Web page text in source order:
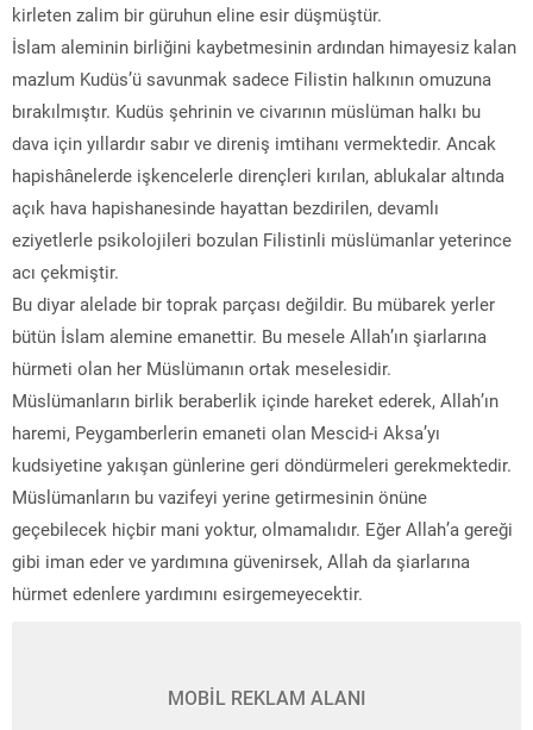
kirleten zalim bir güruhun eline esir düşmüştür.
İslam aleminin birliğini kaybetmesinin ardından himayesiz kalan
mazlum Kudüs’ü savunmak sadece Filistin halkının omuzuna
bırakılmıştır. Kudüs şehrinin ve civarının müslüman halkı bu
dava için yıllardır sabır ve direniş imtihanı vermektedir. Ancak
hapishânelerde işkencelerle dirençleri kırılan, ablukalar altında
açık hava hapishanesinde hayattan bezdirilen, devamlı
eziyetlerle psikolojileri bozulan Filistinli müslümanlar yeterince
acı çekmiştir.
Bu diyar alelade bir toprak parçası değildir. Bu mübarek yerler
bütün İslam alemine emanettir. Bu mesele Allah’ın şiarlarına
hürmeti olan her Müslümanın ortak meselesidir.
Müslümanların birlik beraberlik içinde hareket ederek, Allah’ın
haremi, Peygamberlerin emaneti olan Mescid-i Aksa’yı
kudsiyetine yakışan günlerine geri döndürmeleri gerekmektedir.
Müslümanların bu vazifeyi yerine getirmesinin önüne
geçebilecek hiçbir mani yoktur, olmamalıdır. Eğer Allah’a gereği
gibi iman eder ve yardımına güvenirsek, Allah da şiarlarına
hürmet edenlere yardımını esirgemeyecektir.
MOBİL REKLAM ALANI